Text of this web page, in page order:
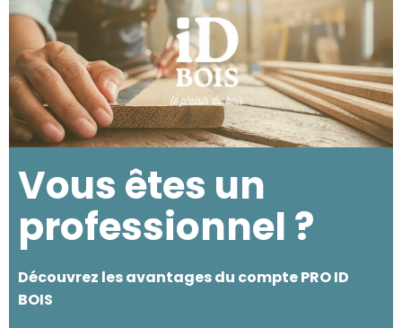
Vous êtes un
professionnel ?
Découvrez les avantages du compte PRO ID
BOIS